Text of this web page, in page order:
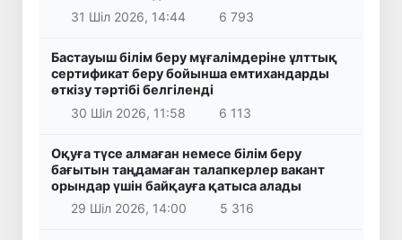
31 Шіл 2026, 14:44
6 793
Бастауыш білім беру мұғалімдеріне ұлттық
сертификат беру бойынша емтихандарды
өткізу тәртібі белгіленді
30 Шіл 2026, 11:58
6 113
Оқуға түсе алмаған немесе білім беру
бағытын таңдамаған талапкерлер вакант
орындар үшін байқауға қатыса алады
29 Шіл 2026, 14:00
5 316